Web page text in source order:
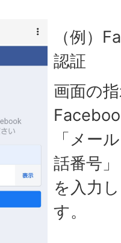
（例）
認証
画面の
「メー
話番号
を入力
す。